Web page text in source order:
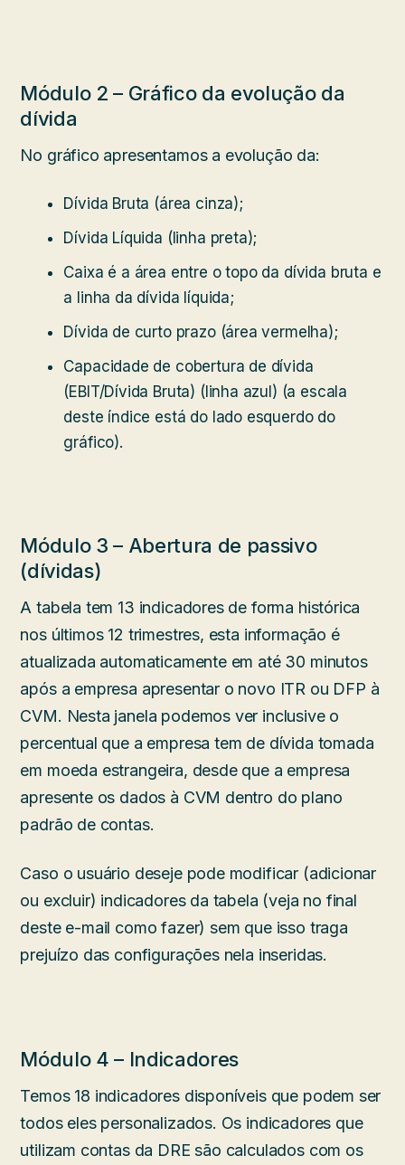
Módulo 2 – Gráfico da evolução da
dívida
No gráfico apresentamos a evolução da:
Dívida Bruta (área cinza);
Dívida Líquida (linha preta);
Caixa é a área entre o topo da dívida bruta e
a linha da dívida líquida;
Dívida de curto prazo (área vermelha);
Capacidade de cobertura de dívida
(EBIT/Dívida Bruta) (linha azul) (a escala
deste índice está do lado esquerdo do
gráfico).
Módulo 3 – Abertura de passivo
(dívidas)
A tabela tem 13 indicadores de forma histórica
nos últimos 12 trimestres, esta informação é
atualizada automaticamente em até 30 minutos
após a empresa apresentar o novo ITR ou DFP à
CVM. Nesta janela podemos ver inclusive o
percentual que a empresa tem de dívida tomada
em moeda estrangeira, desde que a empresa
apresente os dados à CVM dentro do plano
padrão de contas.
Caso o usuário deseje pode modificar (adicionar
ou excluir) indicadores da tabela (veja no final
deste e-mail como fazer) sem que isso traga
prejuízo das configurações nela inseridas.
Módulo 4 – Indicadores
Temos 18 indicadores disponíveis que podem ser
todos eles personalizados. Os indicadores que
utilizam contas da DRE são calculados com os